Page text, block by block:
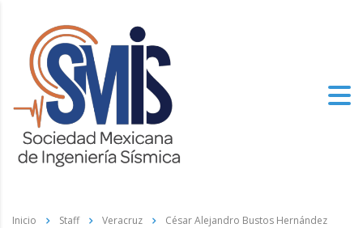
Inicio Staff Veracruz César Alejandro Bustos Hernández